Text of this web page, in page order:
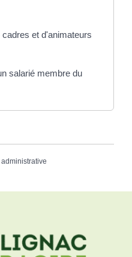
et d'animateurs
salarié membre du